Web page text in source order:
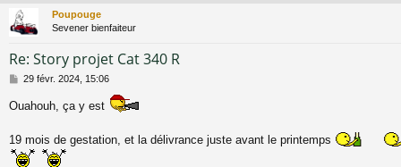
g
e
Poupouge
Sevener bienfaiteur
Re: Story projet Cat 340 R
M
s
g
e
29 févr. 2024, 15:06
Ouahouh, ça y est
19 mois de gestation, et la délivrance juste avant le printemps